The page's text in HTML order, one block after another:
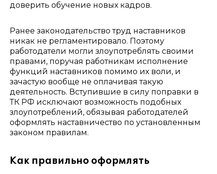
доверить обучение новых кадров.
Ранее законодательство труд наставников
никак не регламентировало. Поэтому
работодатели могли злоупотреблять своими
правами, поручая работникам исполнение
функций наставников помимо их воли, и
зачастую вообще не оплачивая такую
деятельность. Вступившие в силу поправки в
ТК РФ исключают возможность подобных
злоупотреблений, обязывая работодателей
оформлять наставничество по установленным
законом правилам.
Как правильно оформлять